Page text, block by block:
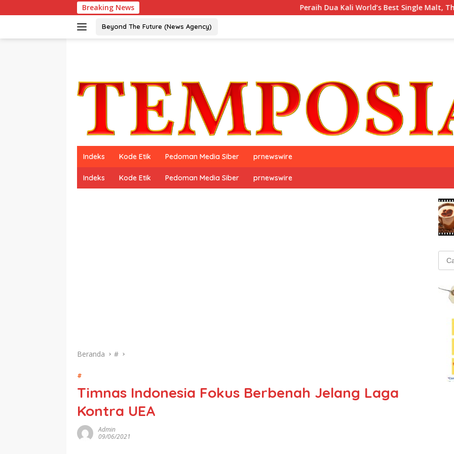
ke
Breaking News Peraih Dua Kali World’s Best Single Malt, The
Beyond The Future (News Agency)
Indeks Kode Etik Pedoman Media Siber prnewswire
Indeks Kode Etik Pedoman Media Siber prnewswire
Beranda #
#
Timnas Indonesia Fokus Berbenah Jelang Laga
Kontra UEA
Admin
09/06/2021